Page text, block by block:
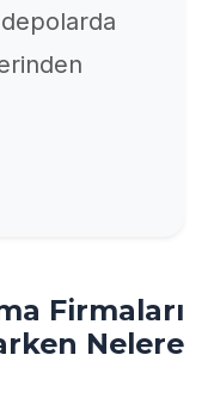
Firmaları
Nelere